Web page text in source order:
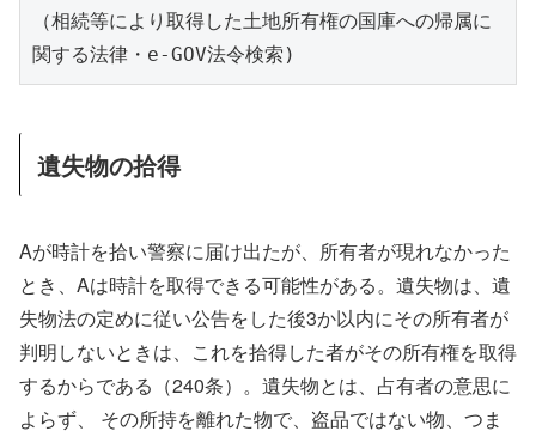
（相続等により取得した土地所有権の国庫への帰属に
関する法律・e-GOV法令検索)
遺失物の拾得
Aが時計を拾い警察に届け出たが、所有者が現れなかった
とき、Aは時計を取得できる可能性がある。遺失物は、遺
失物法の定めに従い公告をした後3か以内にその所有者が
判明しないときは、これを拾得した者がその所有権を取得
するからである（240条）。遺失物とは、占有者の意思に
よらず、 その所持を離れた物で、盗品ではない物、つま